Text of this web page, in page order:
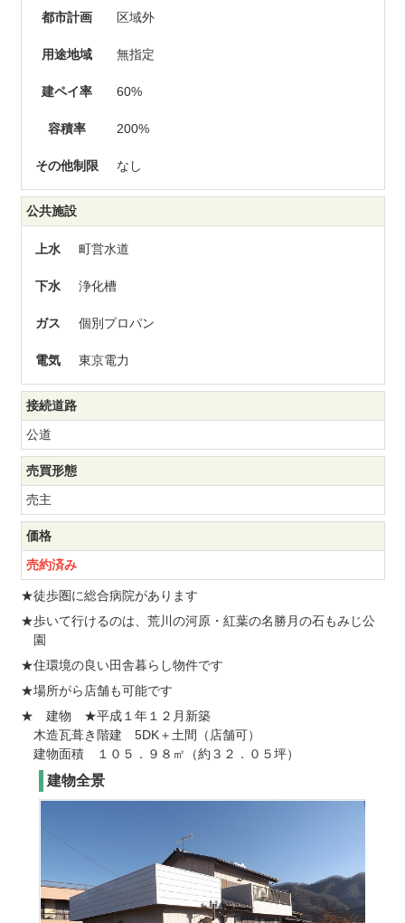
都市計画 区域外
用途地域 無指定
建ペイ率 60%
容積率 200%
その他制限 なし
公共施設
上水 町営水道
下水 浄化槽
ガス 個別プロパン
電気 東京電力
接続道路
公道
売買形態
売主
価格
売約済み
★徒歩圏に総合病院があります
★歩いて行けるのは、荒川の河原・紅葉の名勝月の石もみじ公
園
★住環境の良い田舎暮らし物件です
★場所がら店舗も可能です
★ 建物 ★平成１年１２月新築
木造瓦葺き階建 5DK＋土間（店舗可）
建物面積 １０５．９８㎡（約３２．０５坪）
建物全景